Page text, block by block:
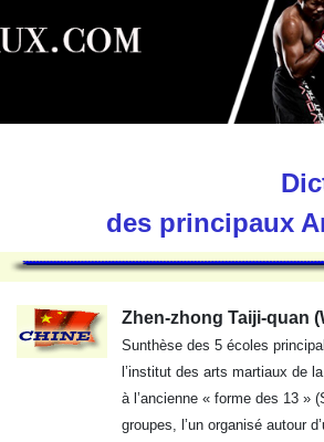
des principaux
Zhen-zhong Taiji-quan
Sunthèse des 5 écoles
l’institut des arts martiaux de
à l’ancienne « forme des 13 »
groupes, l’un organisé autour